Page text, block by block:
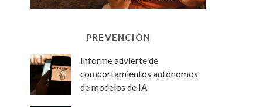
PREVENCIÓN
Informe advierte de
comportamientos autónomos
de modelos de IA